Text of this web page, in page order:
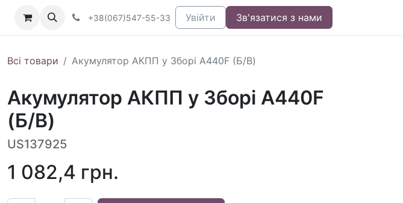
+38(067)547-55-33 Увійти Зв'язатися з нами
Всі товари Акумулятор АКПП у Зборі A440F (Б/В)
Акумулятор АКПП у Зборі A440F
(Б/В)
US137925
1 082,4 грн.